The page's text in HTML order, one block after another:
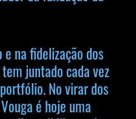
na fidelização dos
juntado cada vez
No virar dos
é hoje uma